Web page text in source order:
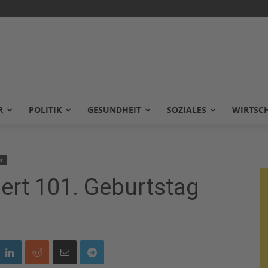
POLITIK GESUNDHEIT SOZIALES
101. Geburtstag